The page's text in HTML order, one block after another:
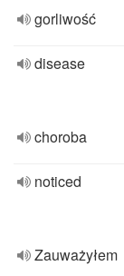
gorliwość
disease
choroba
noticed
Zauważyłem